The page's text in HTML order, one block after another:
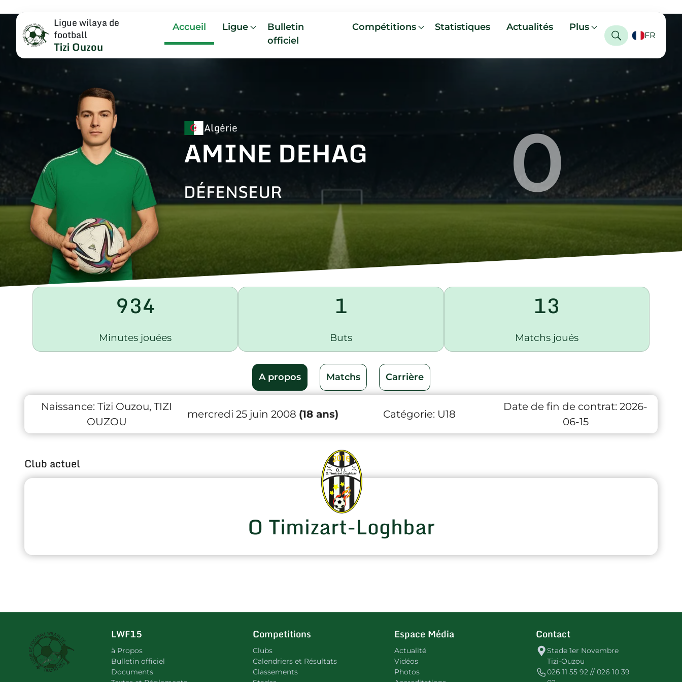
Ligue wilaya de
football
Tizi Ouzou
Accueil Ligue
Bulletin
officiel
Compétitions Statistiques Actualités Plus
FR
Algérie
AMINE DEHAG
DÉFENSEUR 0
934
Minutes jouées
1
Buts
13
Matchs joués
A propos Matchs Carrière
Naissance: Tizi Ouzou, TIZI
OUZOU
mercredi 25 juin 2008 (18 ans) Catégorie: U18
Date de fin de contrat: 2026-
06-15
Club actuel
O Timizart-Loghbar
LWF15
à Propos
Bulletin officiel
Documents
Competitions
Clubs
Calendriers et Résultats
Classements
Espace Média
Actualité
Vidéos
Photos
Contact
Stade 1er Novembre
Tizi-Ouzou
026 11 55 92 // 026 10 39